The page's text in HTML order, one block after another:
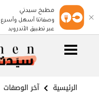
الرئيسية آخر الوصفات
مطبخ سيدتي
وصفاتنا أسهل وأسرع
عبر تطبيق الأندرويد